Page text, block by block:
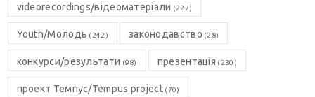
videorecordings/відеоматеріали (227)
Youth/Молодь (242) законодавство (28)
конкурси/результати (98) презентація (230)
проект Темпус/Tempus project(70)